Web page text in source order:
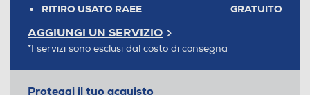
RITIRO USATO RAEE
GRATUITO
AGGIUNGI UN SERVIZIO
*I servizi sono esclusi dal costo di consegna
Proteggi il tuo acquisto